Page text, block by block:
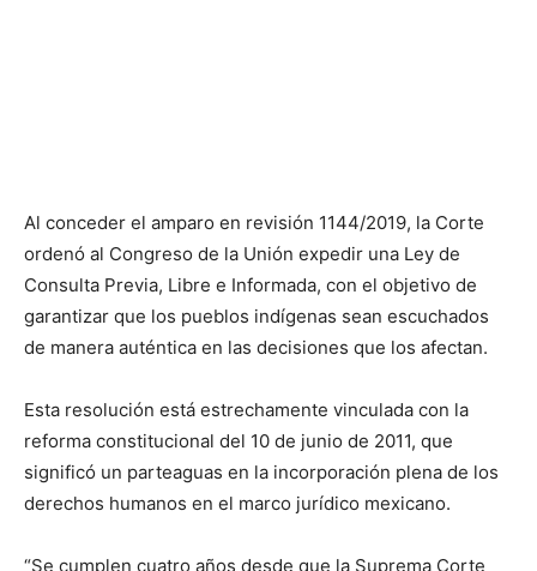
Al conceder el amparo en revisión 1144/2019, la Corte
ordenó al Congreso de la Unión expedir una Ley de
Consulta Previa, Libre e Informada, con el objetivo de
garantizar que los pueblos indígenas sean escuchados
de manera auténtica en las decisiones que los afectan.
Esta resolución está estrechamente vinculada con la
reforma constitucional del 10 de junio de 2011, que
significó un parteaguas en la incorporación plena de los
derechos humanos en el marco jurídico mexicano.
“Se cumplen cuatro años desde que la Suprema Corte